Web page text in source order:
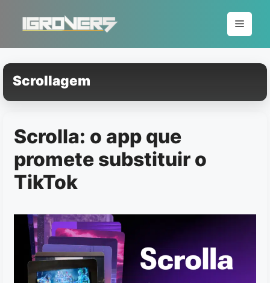
conteúdo
Menu
Scrollagem
Scrolla: o app que
promete substituir o
TikTok